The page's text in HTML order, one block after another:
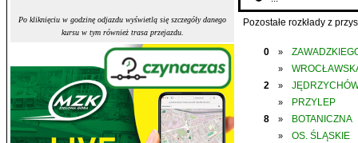
Po kliknięciu w godzinę odjazdu wyświetlą się szczegóły danego
kursu w tym również trasa przejazdu.
Pozostałe rozkłady z
0 »
»
2
»
»
PRZYLEP
8
» BOTANICZNA
»
OS. ŚLĄSKIE